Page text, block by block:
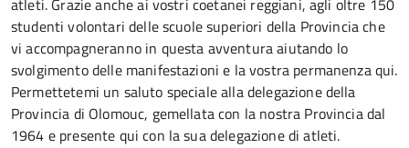
atleti. Grazie anche ai vostri coetanei reggiani, agli oltre 150
studenti volontari delle scuole superiori della Provincia che
vi accompagneranno in questa avventura aiutando lo
svolgimento delle manifestazioni e la vostra permanenza qui.
Permettetemi un saluto speciale alla delegazione della
Provincia di Olomouc, gemellata con la nostra Provincia dal
1964 e presente qui con la sua delegazione di atleti.